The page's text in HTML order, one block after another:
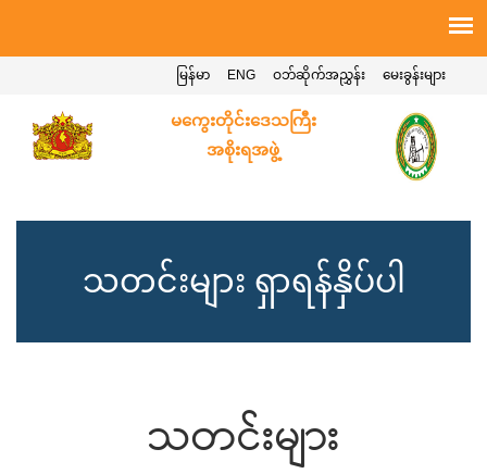
မေးခွန်းများ
ဝဘ်ဆိုက်အညွှန်း
ENG
မြန်မာ
မကွေးတိုင်းဒေသကြီး
အစိုးရအဖွဲ့
သတင်းများ ရှာရန်နှိပ်ပါ
သတင်းများ